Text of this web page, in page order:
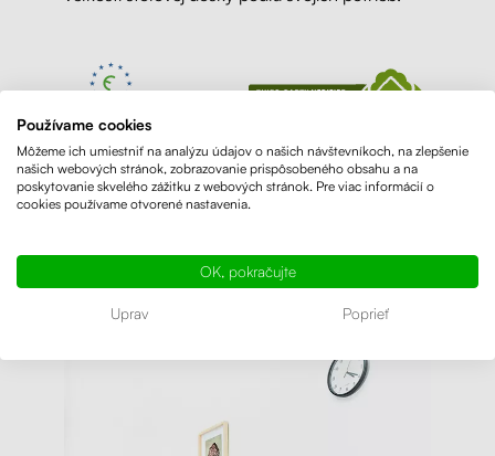
Používame cookies
Môžeme ich umiestniť na analýzu údajov o našich návštevníkoch, na zlepšenie
našich webových stránok, zobrazovanie prispôsobeného obsahu a na
poskytovanie skvelého zážitku z webových stránok. Pre viac informácií o
cookies používame otvorené nastavenia.
OK, pokračujte
Uprav Poprieť